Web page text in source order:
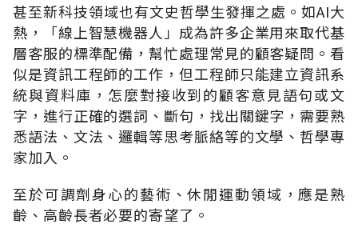
甚至新科技領域也有文史哲學生發揮之處。如AI大
熱，「線上智慧機器人」成為許多企業用來取代基
層客服的標準配備，幫忙處理常見的顧客疑問。看
似是資訊工程師的工作，但工程師只能建立資訊系
統與資料庫，怎麼對接收到的顧客意見語句或文
字，進行正確的選詞、斷句，找出關鍵字，需要熟
悉語法、文法、邏輯等思考脈絡等的文學、哲學專
家加入。
至於可調劑身心的藝術、休閒運動領域，應是熟
齡、高齡長者必要的寄望了。